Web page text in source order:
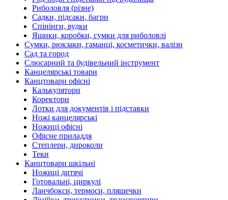
Риболовля (різне)
Садки, підсаки, багри
Спінінги, вудки
Ящики, коробки, сумки для риболовлі
Сумки, рюкзаки, гаманці, косметички, валізи
Сад та город
Слюсарний та будівельний інструмент
Канцелярські товари
Канцтовари офісні
Калькулятори
Коректори
Лотки для документів і підставки
Ножі канцелярські
Ножиці офісні
Офісне приладдя
Степлери, дироколи
Теки
Канцтовари шкільні
Ножиці дитячі
Готовальні, циркулі
Ланчбокси, термоси, пляшечки